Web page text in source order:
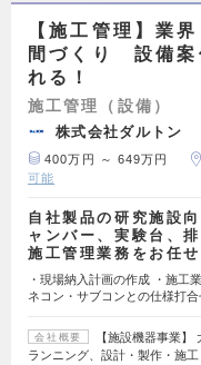
【施工管理】業
間づくり 設備案
れる！
施工管理（設備）
株式会社ダルトン
400万円 ～ 649万円
可能
自社製品の研究施設
ャンバー、実験台、
施工管理業務をお任
・現場納入計画の作成 ・施工
ネコン・サブコンとの仕様打
会社概要
【施設機器事業
ランニング、設計・製作・施